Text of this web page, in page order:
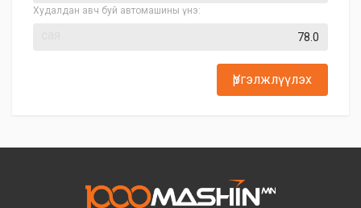
Худалдан авч буй автомашины үнэ:
Үргэлжлүүлэх